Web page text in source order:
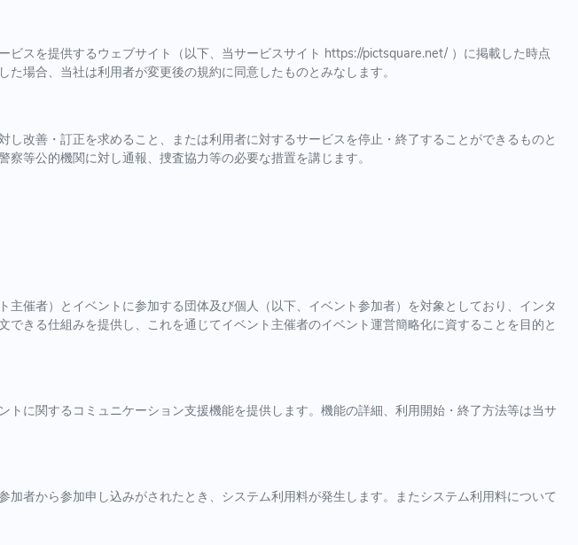
ビスを提供するウェブサイト（以下、当サービスサイト https://pictsquare.net/ ）に掲載した時点
場合、当社は利用者が変更後の規約に同意したものとみなします。
改善・訂正を求めること、または利用者に対するサービスを停止・終了することができるものと
等公的機関に対し通報、捜査協力等の必要な措置を講じます。
催者）とイベントに参加する団体及び個人（以下、イベント参加者）を対象としており、インタ
きる仕組みを提供し、これを通じてイベント主催者のイベント運営簡略化に資することを目的と
に関するコミュニケーション支援機能を提供します。機能の詳細、利用開始・終了方法等は当サ
者から参加申し込みがされたとき、システム利用料が発生します。またシステム利用料について